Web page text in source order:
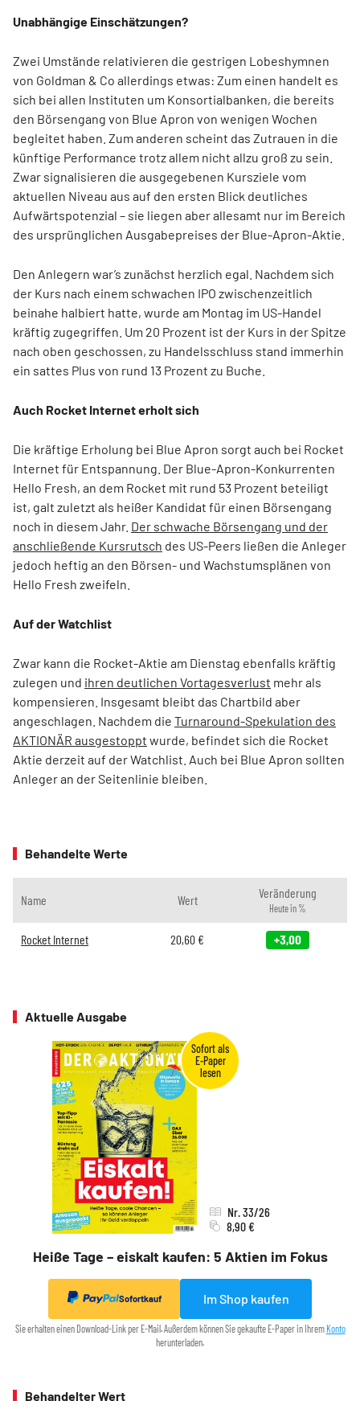
Unabhängige Einschätzungen?
Zwei Umstände relativieren die gestrigen Lobeshymnen
von Goldman & Co allerdings etwas: Zum einen handelt es
sich bei allen Instituten um Konsortialbanken, die bereits
den Börsengang von Blue Apron von wenigen Wochen
begleitet haben. Zum anderen scheint das Zutrauen in die
künftige Performance trotz allem nicht allzu groß zu sein.
Zwar signalisieren die ausgegebenen Kursziele vom
aktuellen Niveau aus auf den ersten Blick deutliches
Aufwärtspotenzial – sie liegen aber allesamt nur im Bereich
des ursprünglichen Ausgabepreises der Blue-Apron-Aktie.
Den Anlegern war’s zunächst herzlich egal. Nachdem sich
der Kurs nach einem schwachen IPO zwischenzeitlich
beinahe halbiert hatte, wurde am Montag im US-Handel
kräftig zugegriffen. Um 20 Prozent ist der Kurs in der Spitze
nach oben geschossen, zu Handelsschluss stand immerhin
ein sattes Plus von rund 13 Prozent zu Buche.
Auch Rocket Internet erholt sich
Die kräftige Erholung bei Blue Apron sorgt auch bei Rocket
Internet für Entspannung. Der Blue-Apron-Konkurrenten
Hello Fresh, an dem Rocket mit rund 53 Prozent beteiligt
ist, galt zuletzt als heißer Kandidat für einen Börsengang
noch in diesem Jahr. Der schwache Börsengang und der
anschließende Kursrutsch des US-Peers ließen die Anleger
jedoch heftig an den Börsen- und Wachstumsplänen von
Hello Fresh zweifeln.
Auf der Watchlist
Zwar kann die Rocket-Aktie am Dienstag ebenfalls kräftig
zulegen und ihren deutlichen Vortagesverlust mehr als
kompensieren. Insgesamt bleibt das Chartbild aber
angeschlagen. Nachdem die Turnaround-Spekulation des
AKTIONÄR ausgestoppt wurde, befindet sich die Rocket
Aktie derzeit auf der Watchlist. Auch bei Blue Apron sollten
Anleger an der Seitenlinie bleiben.
Behandelte Werte
Name Wert Veränderung
Heute in %
Rocket Internet 20,60 € +3,00
Aktuelle Ausgabe
Heiße Tage – eiskalt kaufen: 5 Aktien im Fokus
Nr. 33/26
8,90 €
Sofortkauf Im Shop kaufen
Sie erhalten einen Download-Link per E-Mail. Außerdem können Sie gekaufte E-Paper in Ihrem Konto
herunterladen.
Behandelter Wert